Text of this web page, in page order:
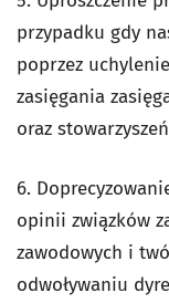
przypadku gdy
poprzez
zasięgania
oraz
6.
opinii związków
zawodowych i
odwoływaniu